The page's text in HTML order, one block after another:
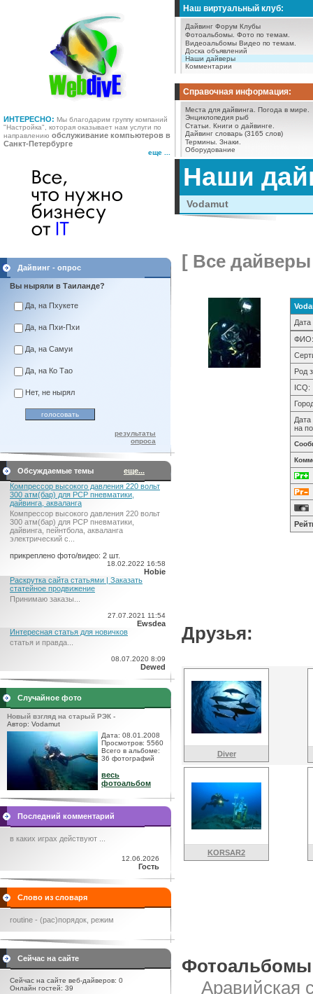
ИНТЕРЕСНО: Мы благодарим группу компаний
"Настройка", которая оказывает нам услуги по
направлению обслуживание компьютеров в
Санкт-Петербурге
еще ...
Наш виртуальный клуб:
Дайвинг Форум Клубы
Фотоальбомы. Фото по темам.
Видеоальбомы Видео по темам.
Доска объявлений
Наши дайверы
Комментарии
Справочная информация:
Места для дайвинга.
Погода в мире.
Энциклопедия рыб
Статьи.
Книги о дайвинге.
Дайвинг словарь (3165 слов)
Термины. Знаки.
Оборудование
Дайвинг - опрос
Вы ныряли в Таиланде?
Да, на Пхукете
Да, на Пхи-Пхи
Да, на Самуи
Да, на Ко Тао
Нет, не нырял
результаты
опроса
Обсуждаемые темы
еще...
Компрессор высокого давления 220 вольт
300 атм(бар) для PCP пневматики,
дайвинга, акваланга
Компрессор высокого давления 220 вольт
300 атм(бар) для PCP пневматики,
дайвинга, пейнтбола, акваланга
электрический c...
прикреплено фото/видео: 2 шт.
18.02.2022 16:58
Hobie
Раскрутка сайта статьями | Заказать
статейное продвижение
Принимаю заказы...
27.07.2021 11:54
Ewsdea
Интересная статья для новичков
статья и правда...
08.07.2020 8:09
Dewed
Случайное фото
Новый взгляд на старый РЭК -
Автор: Vodamut
Дата: 08.01.2008
Просмотров: 5560
Всего в альбоме:
36 фотографий
весь
фотоальбом
Последний комментарий
в каких играх действуют ...
12.06.2026
Гость
Слово из словаря
routine - (рас)порядок, режим
Сейчас на сайте
Сейчас на сайте веб-дайверов: 0
Онлайн гостей: 39
Наши
Vodamut
[ Все
Дата
ФИО:
Род
ICQ:
Дата
на
Друзья:
Diver
KORSAR2
Фотоальбомы
Аравийская